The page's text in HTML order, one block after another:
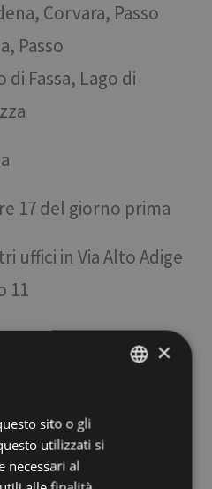
Corvara, Passo
Passo
di Fassa, Lago di
17 del giorno prima
uffici in Via Alto Adige
11
- Sulle tracce
parcheggio "P8
Mayr Nusser
×
sito o gli
utilizzati si
necessari al